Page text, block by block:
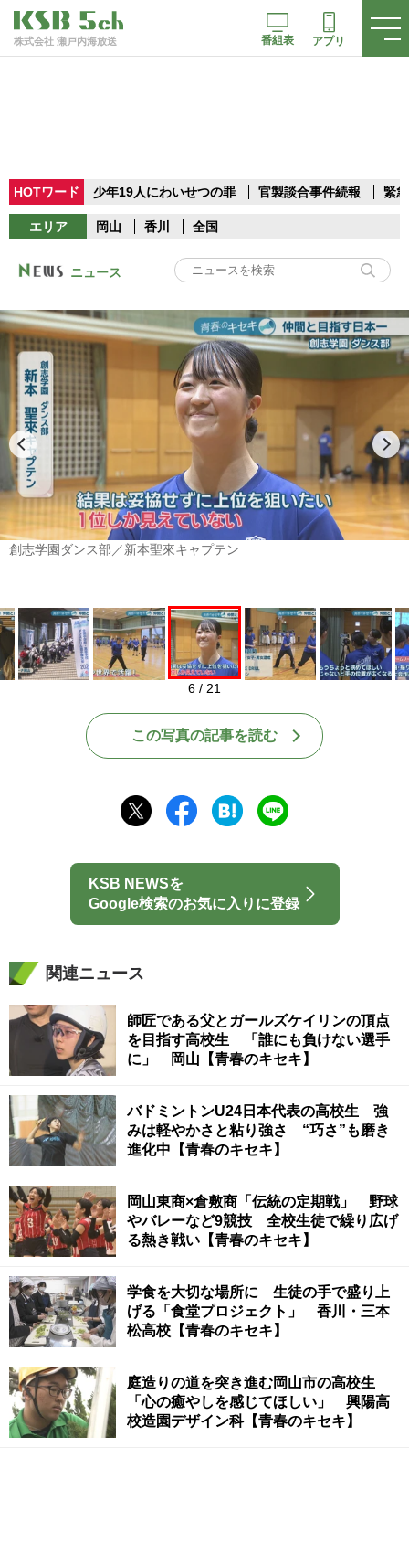
株式会社 瀬戸内海放送 番組表 アプリ
HOTワード 少年19人にわいせつの罪 官製談合事件続報 緊
エリア 岡山 香川 全国
ニュース
Play
創志学園ダンス部／新本聖來キャプテン
6 / 21
この写真の記事を読む
KSB NEWSを
Google検索のお気に入りに登録
関連ニュース
師匠である父とガールズケイリンの頂点
を目指す高校生 「誰にも負けない選手
に」 岡山【青春のキセキ】
バドミントンU24日本代表の高校生 強
みは軽やかさと粘り強さ “巧さ”も磨き
進化中【青春のキセキ】
岡山東商×倉敷商「伝統の定期戦」 野球
やバレーなど9競技 全校生徒で繰り広げ
る熱き戦い【青春のキセキ】
学食を大切な場所に 生徒の手で盛り上
げる「食堂プロジェクト」 香川・三本
松高校【青春のキセキ】
庭造りの道を突き進む岡山市の高校生
「心の癒やしを感じてほしい」 興陽高
校造園デザイン科【青春のキセキ】